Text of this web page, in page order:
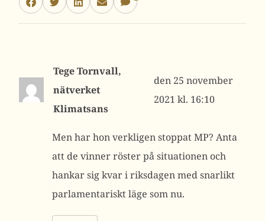
Tege Tornvall,
nätverket
Klimatsans
25 november
2021 kl. 16:10
Men har hon verkligen stoppat MP? Anta
att de vinner röster på situationen och
hankar sig kvar i riksdagen med snarlikt
parlamentariskt läge som nu.